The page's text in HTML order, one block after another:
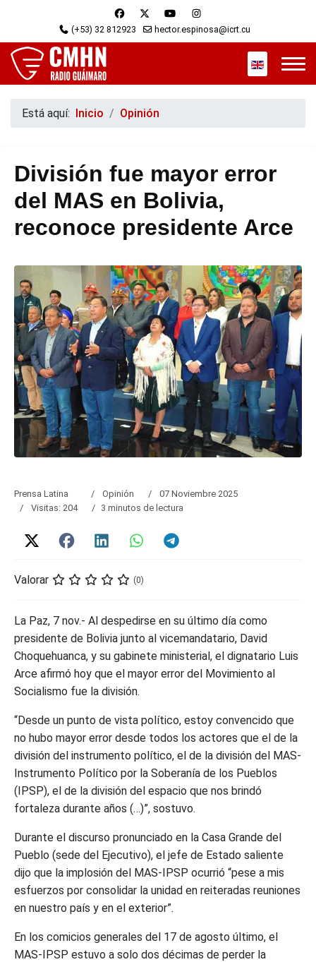
(+53) 32 812923 hector.espinosa@icrt.cu
Seleccione
Está aquí: Inicio Opinión
División fue mayor error
del MAS en Bolivia,
reconoce presidente Arce
Prensa Latina Opinión
07 Noviembre 2025
Visitas: 204
3 minutos de lectura
Valorar (0)
La Paz, 7 nov.- Al despedirse en su último día como
presidente de Bolivia junto al vicemandatario, David
Choquehuanca, y su gabinete ministerial, el dignatario Luis
Arce afirmó hoy que el mayor error del Movimiento al
Socialismo fue la división.
“Desde un punto de vista político, estoy convencido que
no hubo mayor error desde todos los actores que el de la
división del instrumento político, el de la división del MAS-
Instrumento Político por la Soberanía de los Pueblos
(IPSP), el de la división del espacio que nos brindó
fortaleza durante años (…)”, sostuvo.
Durante el discurso pronunciado en la Casa Grande del
Pueblo (sede del Ejecutivo), el jefe de Estado saliente
dijo que la implosión del MAS-IPSP ocurrió “pese a mis
esfuerzos por consolidar la unidad en reiteradas reuniones
en nuestro país y en el exterior”.
En los comicios generales del 17 de agosto último, el
MAS-IPSP estuvo a solo dos décimas de perder la